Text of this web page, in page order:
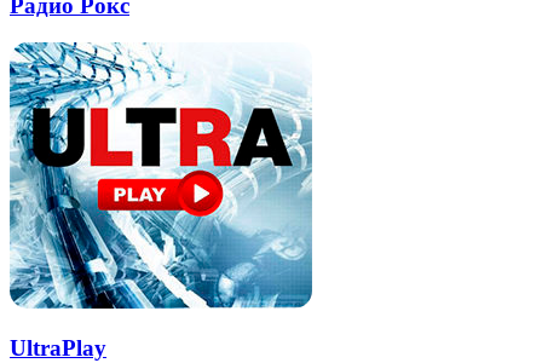
Радио Рокс
UltraPlay